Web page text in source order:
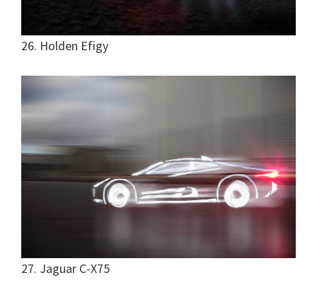
26. Holden Efigy
27. Jaguar C-X75